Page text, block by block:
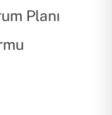
Planı